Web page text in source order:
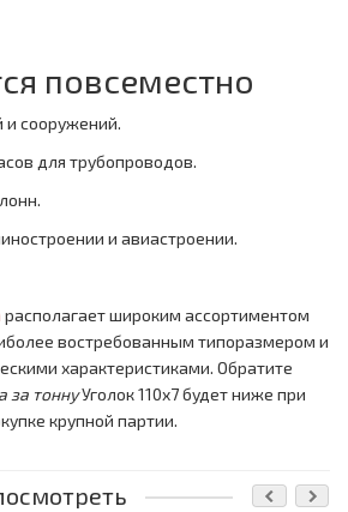
повсеместно
и сооружений.
для трубопроводов.
и авиастроении.
располагает широким ассортиментом
востребованным типоразмером и
характеристиками. Обратите
за тоннуУголок 110x7 будет ниже при
крупной партии.